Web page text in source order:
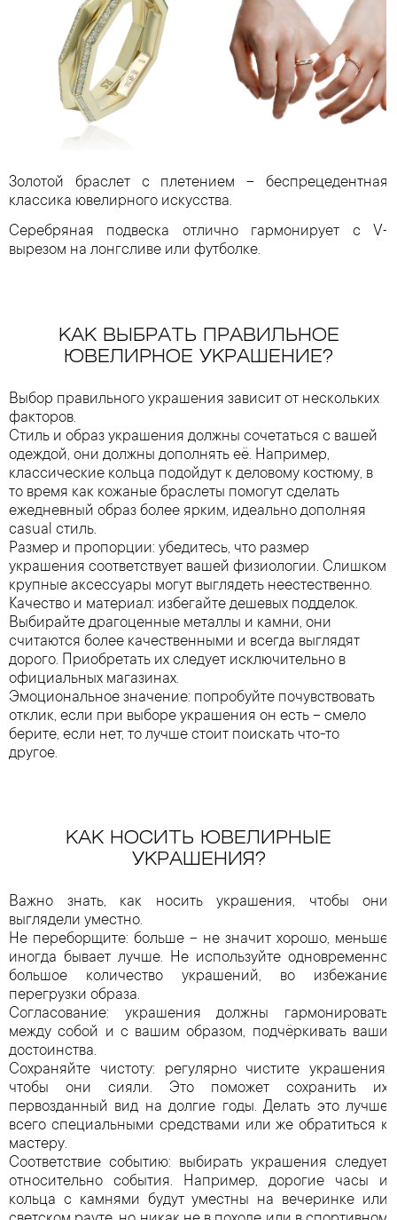
Золотой браслет с плетением – беспрецедентная
классика ювелирного искусства.
Серебряная подвеска отлично гармонирует с V-
вырезом на лонгсливе или футболке.
КАК ВЫБРАТЬ ПРАВИЛЬНОЕ
ЮВЕЛИРНОЕ УКРАШЕНИЕ?
Выбор правильного украшения зависит от нескольких
факторов.
Стиль и образ украшения должны сочетаться с вашей
одеждой, они должны дополнять её. Например,
классические кольца подойдут к деловому костюму, в
то время как кожаные браслеты помогут сделать
ежедневный образ более ярким, идеально дополняя
casual стиль.
Размер и пропорции: убедитесь, что размер
украшения соответствует вашей физиологии. Слишком
крупные аксессуары могут выглядеть неестественно.
Качество и материал: избегайте дешевых подделок.
Выбирайте драгоценные металлы и камни, они
считаются более качественными и всегда выглядят
дорого. Приобретать их следует исключительно в
официальных магазинах.
Эмоциональное значение: попробуйте почувствовать
отклик, если при выборе украшения он есть – смело
берите, если нет, то лучше стоит поискать что-то
другое.
КАК НОСИТЬ ЮВЕЛИРНЫЕ
УКРАШЕНИЯ?
Важно знать, как носить украшения, чтобы они
выглядели уместно.
Не переборщите: больше – не значит хорошо, меньше
иногда бывает лучше. Не используйте одновременно
большое количество украшений, во избежание
перегрузки образа.
Согласование: украшения должны гармонировать
между собой и с вашим образом, подчёркивать ваши
достоинства.
Сохраняйте чистоту: регулярно чистите украшения,
чтобы они сияли. Это поможет сохранить их
первозданный вид на долгие годы. Делать это лучше
всего специальными средствами или же обратиться к
мастеру.
Соответствие событию: выбирать украшения следует
относительно события. Например, дорогие часы и
кольца с камнями будут уместны на вечеринке или